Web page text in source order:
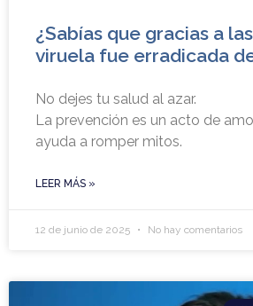
¿Sabías que gracias a
viruela fue erradicada
No dejes tu salud al azar.
La prevención es un acto de
ayuda a romper mitos.
LEER MÁS »
12 de junio de 2025 No hay comentarios